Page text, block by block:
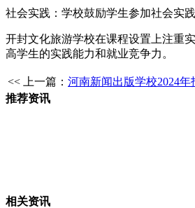
社会实践：学校鼓励学生参加社会实
开封文化旅游学校在课程设置上注重
高学生的实践能力和就业竞争力。
<< 上一篇： 河南新闻出版学校2024
推荐资讯
相关资讯